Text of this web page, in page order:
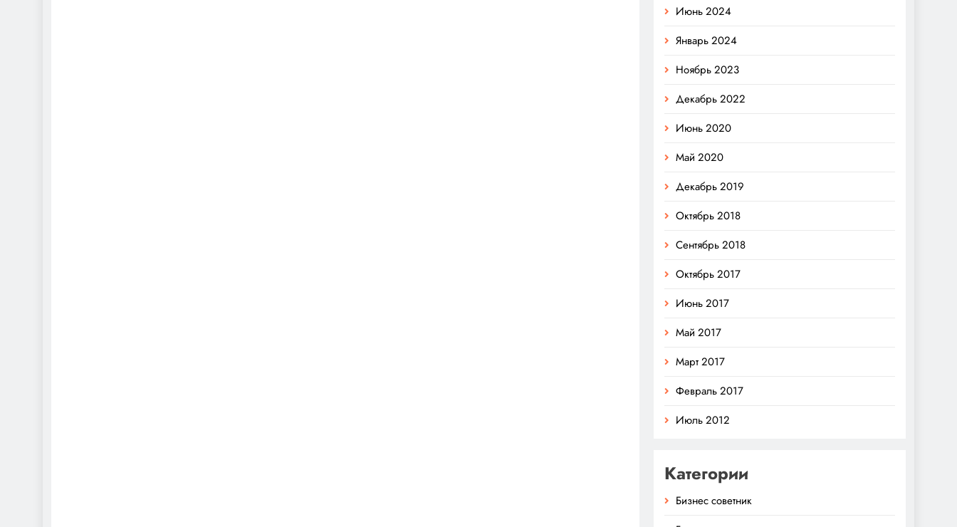
Июнь 2024
Январь 2024
Ноябрь 2023
Декабрь 2022
Июнь 2020
Май 2020
Декабрь 2019
Октябрь 2018
Сентябрь 2018
Октябрь 2017
Июнь 2017
Май 2017
Март 2017
Февраль 2017
Июль 2012
Категории
Бизнес советник